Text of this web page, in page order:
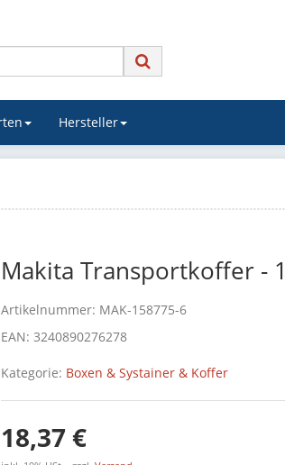
Hersteller
Makita Transportkoffer -
Artikelnummer: MAK-158775-6
EAN: 3240890276278
Kategorie: Boxen & Systainer & Koffer
18,37 €